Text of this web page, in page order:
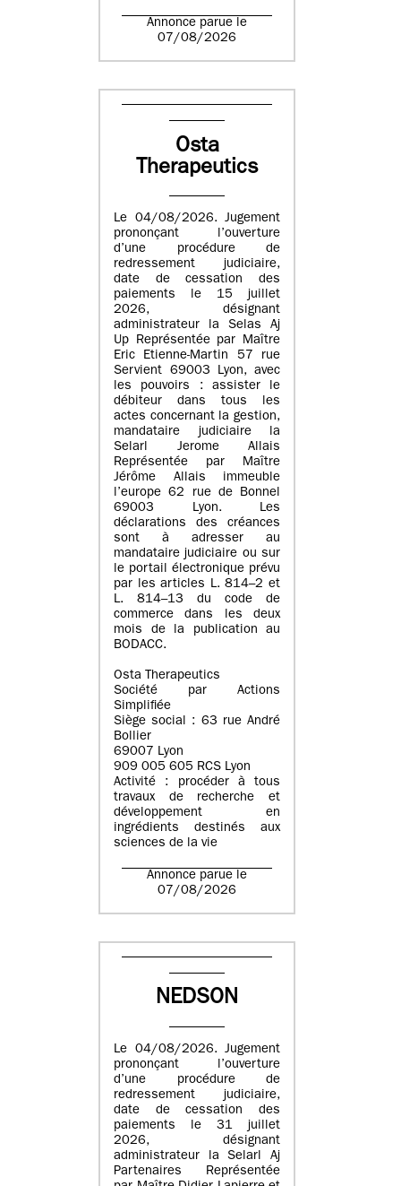
Annonce parue le
07/08/2026
Osta
Therapeutics
Le 04/08/2026. Jugement
prononçant l’ouverture
d’une procédure de
redressement judiciaire,
date de cessation des
paiements le 15 juillet
2026, désignant
administrateur la Selas Aj
Up Représentée par Maître
Eric Etienne-Martin 57 rue
Servient 69003 Lyon, avec
les pouvoirs : assister le
débiteur dans tous les
actes concernant la gestion,
mandataire judiciaire la
Selarl Jerome Allais
Représentée par Maître
Jérôme Allais immeuble
l’europe 62 rue de Bonnel
69003 Lyon. Les
déclarations des créances
sont à adresser au
mandataire judiciaire ou sur
le portail électronique prévu
par les articles L. 814–2 et
L. 814–13 du code de
commerce dans les deux
mois de la publication au
BODACC.
Osta Therapeutics
Société par Actions
Simplifiée
Siège social : 63 rue André
Bollier
69007 Lyon
909 005 605 RCS Lyon
Activité : procéder à tous
travaux de recherche et
développement en
ingrédients destinés aux
sciences de la vie
Annonce parue le
07/08/2026
NEDSON
Le 04/08/2026. Jugement
prononçant l’ouverture
d’une procédure de
redressement judiciaire,
date de cessation des
paiements le 31 juillet
2026, désignant
administrateur la Selarl Aj
Partenaires Représentée